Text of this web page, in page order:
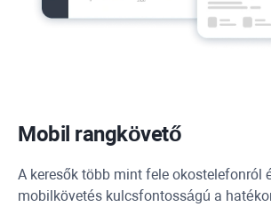
Mobil rangkövető
A keresők több mint fele okostelefonról
mobilkövetés kulcsfontosságú a